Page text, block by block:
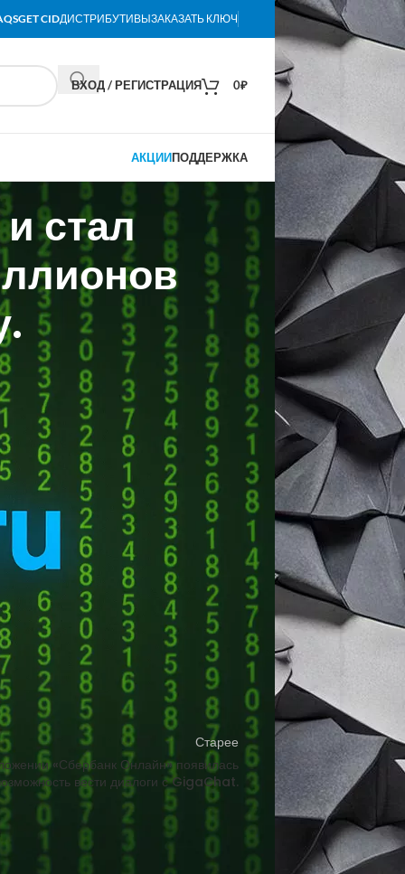
GET CIDДИСТРИБУТИВЫЗАКАЗАТЬ КЛЮЧ
ВХОД / РЕГИСТРАЦИЯ 0₽
АКЦИИПОДДЕРЖКА
стал
миллионов пользователей по
на платформе Giga.chat, в
тексты, аудиофайлы,
также способна создавать музыку,
создает оригинальные ИИ-открытки.
с текстовыми файлами. Также
данные. Модели GigaChat
задачи и реализовывать проекты.
оптимизировать код и повышать
Старее
«Сбербанк Онлайн» появилась
вести диалоги с GigaChat.